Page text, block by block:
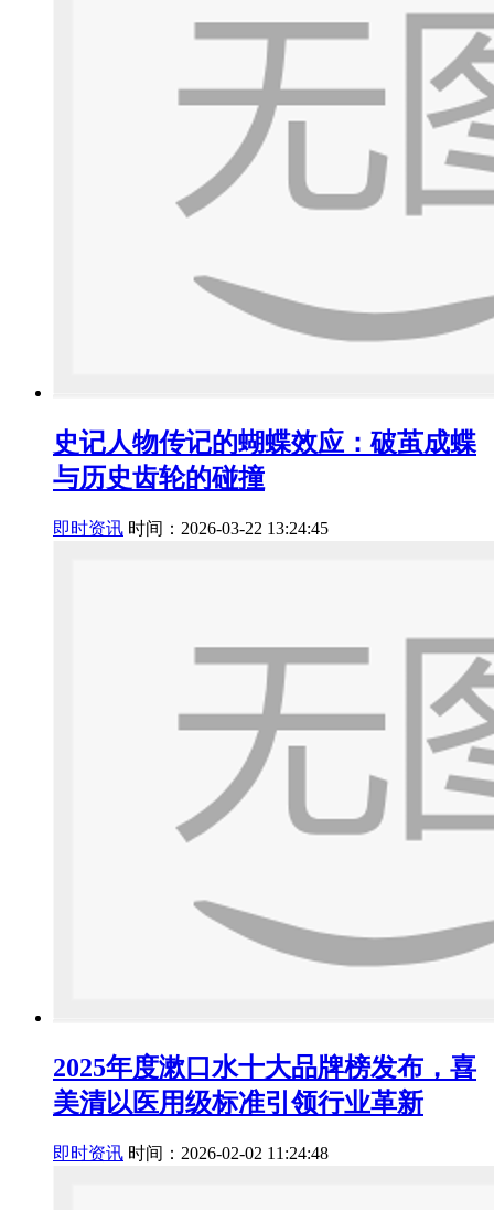
史记人物传记的蝴蝶效应：破茧成蝶
与历史齿轮的碰撞
即时资讯 时间：2026-03-22 13:24:45
2025年度漱口水十大品牌榜发布，喜
美清以医用级标准引领行业革新
即时资讯 时间：2026-02-02 11:24:48